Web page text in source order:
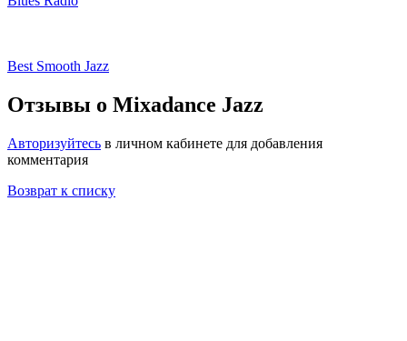
Best Smooth Jazz
Отзывы о Mixadance Jazz
Авторизуйтесь в личном кабинете для добавления
комментария
Возврат к списку